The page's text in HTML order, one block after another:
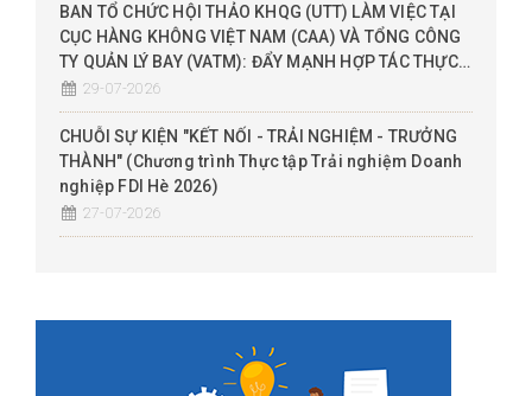
BAN TỔ CHỨC HỘI THẢO KHQG (UTT) LÀM VIỆC TẠI
CỤC HÀNG KHÔNG VIỆT NAM (CAA) VÀ TỔNG CÔNG
TY QUẢN LÝ BAY (VATM): ĐẨY MẠNH HỢP TÁC THỰC
CHIẾN THEO MÔ HÌNH 3 NHÀ (NHÀ NƯỚC - NHÀ
TRƯỜNG - DN)
29-07-2026
CHUỖI SỰ KIỆN "KẾT NỐI - TRẢI NGHIỆM - TRƯỞNG
THÀNH" (Chương trình Thực tập Trải nghiệm Doanh
nghiệp FDI Hè 2026)
27-07-2026